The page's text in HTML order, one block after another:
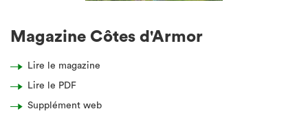
Magazine Côtes d'Armor
Lire le magazine
Lire le PDF
Supplément web